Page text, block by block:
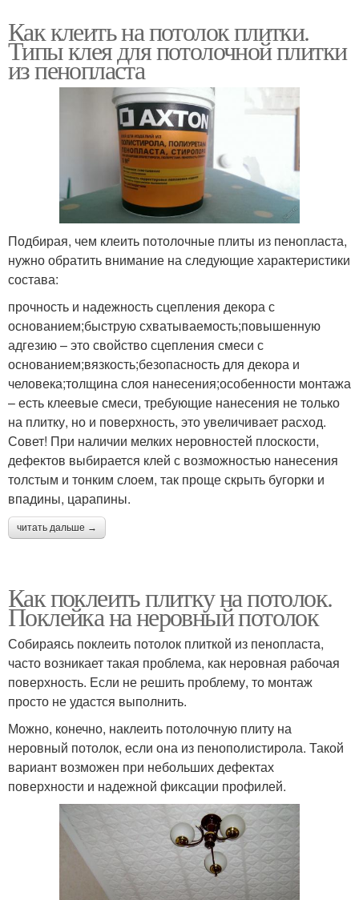
Как клеить на потолок плитки.
Типы клея для потолочной плитки
из пенопласта
Подбирая, чем клеить потолочные плиты из пенопласта,
нужно обратить внимание на следующие характеристики
состава:
прочность и надежность сцепления декора с
основанием;быструю схватываемость;повышенную
адгезию – это свойство сцепления смеси с
основанием;вязкость;безопасность для декора и
человека;толщина слоя нанесения;особенности монтажа
– есть клеевые смеси, требующие нанесения не только
на плитку, но и поверхность, это увеличивает расход.
Совет! При наличии мелких неровностей плоскости,
дефектов выбирается клей с возможностью нанесения
толстым и тонким слоем, так проще скрыть бугорки и
впадины, царапины.
читать дальше →
Как поклеить плитку на потолок.
Поклейка на неровный потолок
Собираясь поклеить потолок плиткой из пенопласта,
часто возникает такая проблема, как неровная рабочая
поверхность. Если не решить проблему, то монтаж
просто не удастся выполнить.
Можно, конечно, наклеить потолочную плиту на
неровный потолок, если она из пенополистирола. Такой
вариант возможен при небольших дефектах
поверхности и надежной фиксации профилей.